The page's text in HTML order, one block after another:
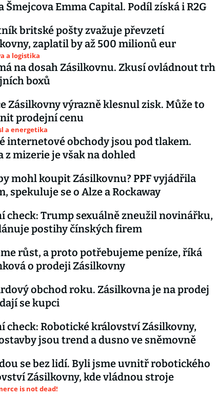
Šmejcova Emma Capital. Podíl získá i R2G
britské pošty zvažuje převzetí
zaplatil by až 500 milionů eur
a logistika
na dosah Zásilkovnu. Zkusí ovládnout trh
boxů
Zásilkovny výrazně klesnul zisk. Může to
prodejní cenu
a energetika
internetové obchody jsou pod tlakem.
z mizerie je však na dohled
mohl koupit Zásilkovnu? PPF vyjádřila
spekuluje se o Alze a Rockaway
check: Trump sexuálně zneužil novinářku,
postihy čínských firem
růst, a proto potřebujeme peníze, říká
o prodeji Zásilkovny
obchod roku. Zásilkovna je na prodej
se kupci
check: Robotické království Zásilkovny,
jsou trend a dusno ve sněmovně
se bez lidí. Byli jsme uvnitř robotického
Zásilkovny, kde vládnou stroje
is not dead!